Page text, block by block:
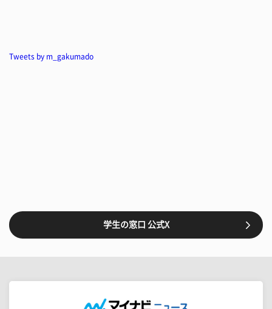
Tweets by m_gakumado
学生の窓口 公式X